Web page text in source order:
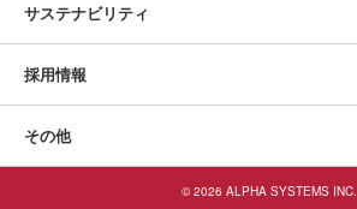
サステナビリティ
採用情報
その他
© 2026 ALPHA SYSTEMS INC.